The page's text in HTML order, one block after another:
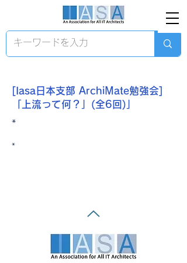
[Iasa日本支部 ArchiMate勉強会]
「上流って何？」(全6回)」
*
*